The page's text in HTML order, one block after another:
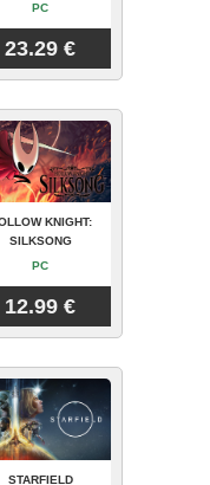
PC
23.29 €
KNIGHT:
SILKSONG
PC
12.99 €
STARFIELD